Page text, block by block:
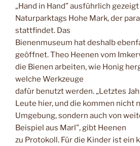
„Hand in Hand” ausführlich
Naturparktags Hohe Mark, der
stattfindet. Das
Bienenmuseum hat deshalb
geöffnet. Theo Heenen vom
die Bienen arbeiten, wie Honig
welche Werkzeuge
dafür benutzt werden. „Letztes
Leute hier, und die kommen nicht
Umgebung, sondern auch von
Beispiel aus Marl”, gibt Heenen
zu Protokoll. Für die Kinder ist ein